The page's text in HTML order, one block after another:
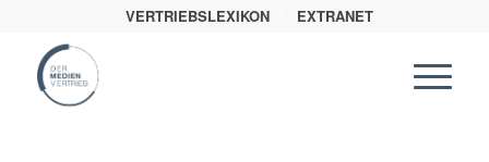
VERTRIEBSLEXIKON EXTRANET